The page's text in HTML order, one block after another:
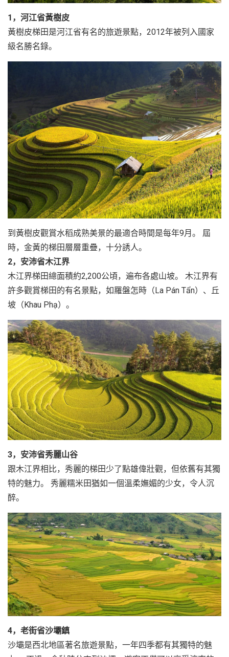
旅
行
社
1，河江省黃樹皮
黃樹皮梯田是河江省有名的旅遊景點，2012年被列入國家
級名勝名錄。
到黃樹皮觀賞水稻成熟美景的最適合時間是每年9月。 屆
時，金黃的梯田層層重疊，十分誘人。
2，安沛省木江界
木江界梯田總面積約2,200公頃，遍布各處山坡。 木江界有
許多觀賞梯田的有名景點，如羅盤怎時（La Pán Tẩn）、丘
坡（Khau Phạ）。
3，安沛省秀麗山谷
跟木江界相比，秀麗的梯田少了點雄偉壯觀，但依舊有其獨
特的魅力。 秀麗糯米田猶如一個溫柔嫵媚的少女，令人沉
醉。
4，老街省沙壩鎮
沙壩是西北地區著名旅遊景點，一年四季都有其獨特的魅